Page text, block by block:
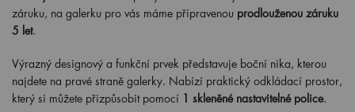
záruku, na galerku pro vás máme připravenou prodlouženou záruku
5 let.
Výrazný designový a funkční prvek představuje boční nika, kterou
najdete na pravé straně galerky. Nabízí praktický odkládací prostor,
který si můžete přizpůsobit pomocí 1 skleněné nastavitelné police.